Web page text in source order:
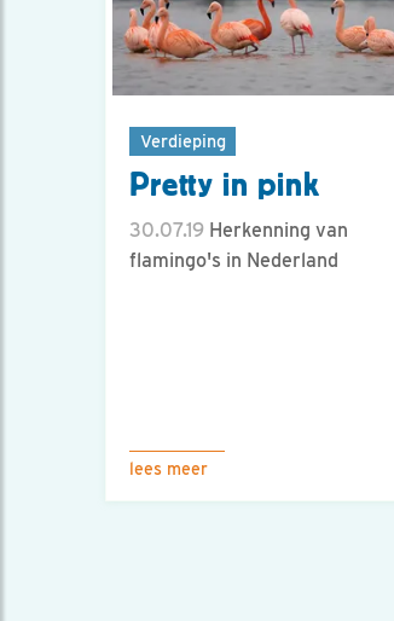
Verdieping
Pretty in pink
30.07.19 Herkenning van
flamingo's in Nederland
lees meer